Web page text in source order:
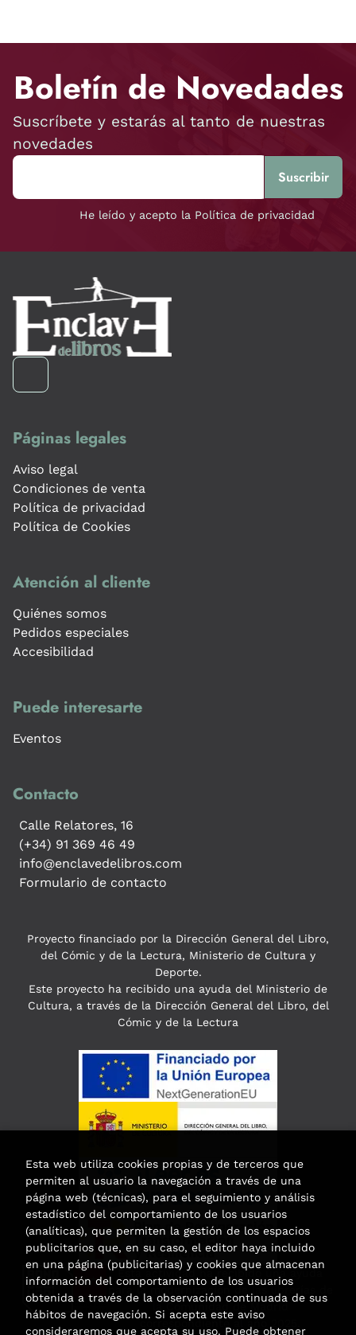
Boletín de Novedades
Suscríbete y estarás al tanto de nuestras
novedades
He leído y acepto la Política de privacidad
Páginas legales
Aviso legal
Condiciones de venta
Política de privacidad
Política de Cookies
Atención al cliente
Quiénes somos
Pedidos especiales
Accesibilidad
Puede interesarte
Eventos
Contacto
Calle Relatores, 16
(+34) 91 369 46 49
info@enclavedelibros.com
Formulario de contacto
Proyecto financiado por la Dirección General del Libro,
del Cómic y de la Lectura, Ministerio de Cultura y
Deporte.
Este proyecto ha recibido una ayuda del Ministerio de
Cultura, a través de la Dirección General del Libro, del
Cómic y de la Lectura
Esta actividad ha recibido una ayuda
para la modernización de las librerías de
la Comunidad de Madrid
correspondiente al año 2025.
Esta web utiliza cookies propias y de terceros que
permiten al usuario la navegación a través de una
página web (técnicas), para el seguimiento y análisis
estadístico del comportamiento de los usuarios
(analíticas), que permiten la gestión de los espacios
publicitarios que, en su caso, el editor haya incluido
en una página (publicitarias) y cookies que almacenan
información del comportamiento de los usuarios
obtenida a través de la observación continuada de sus
hábitos de navegación. Si acepta este aviso
consideraremos que acepta su uso. Puede obtener